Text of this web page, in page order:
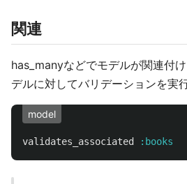
関連
has_manyなどでモデルが関連付
デルに対してバリデーションを実
model
validates_associated :books